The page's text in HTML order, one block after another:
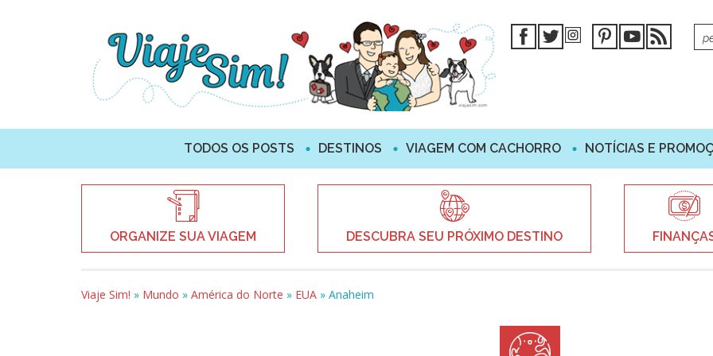
TODOS OS POSTS DESTINOS VIAGEM COM CACHORRO NOTÍCIAS E
ORGANIZE SUA VIAGEM DESCUBRA SEU PRÓXIMO DESTINO
Viaje Sim! » Mundo » América do Norte » EUA » Anaheim